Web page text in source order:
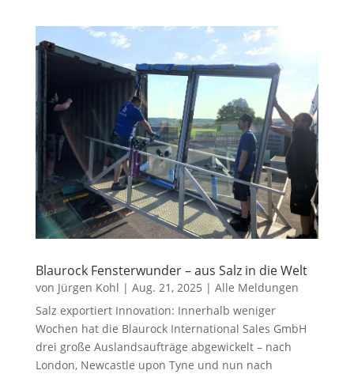
Blaurock Fensterwunder – aus Salz in die Welt
von Jürgen Kohl | Aug. 21, 2025 | Alle Meldungen
Salz exportiert Innovation: Innerhalb weniger
Wochen hat die Blaurock International Sales GmbH
drei große Auslandsaufträge abgewickelt – nach
London, Newcastle upon Tyne und nun nach